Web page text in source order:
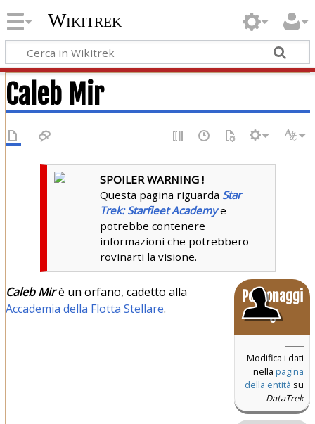
Wikitrek
Caleb Mir
SPOILER WARNING !
Questa pagina riguarda Star
Trek: Starfleet Academye
potrebbe contenere
informazioni che potrebbero
rovinarti la visione.
Personaggi
o
Modifica i dati
nella pagina
della entità su
DataTrek
Caleb Mirè un orfano, cadetto alla
Accademia della Flotta Stellare.